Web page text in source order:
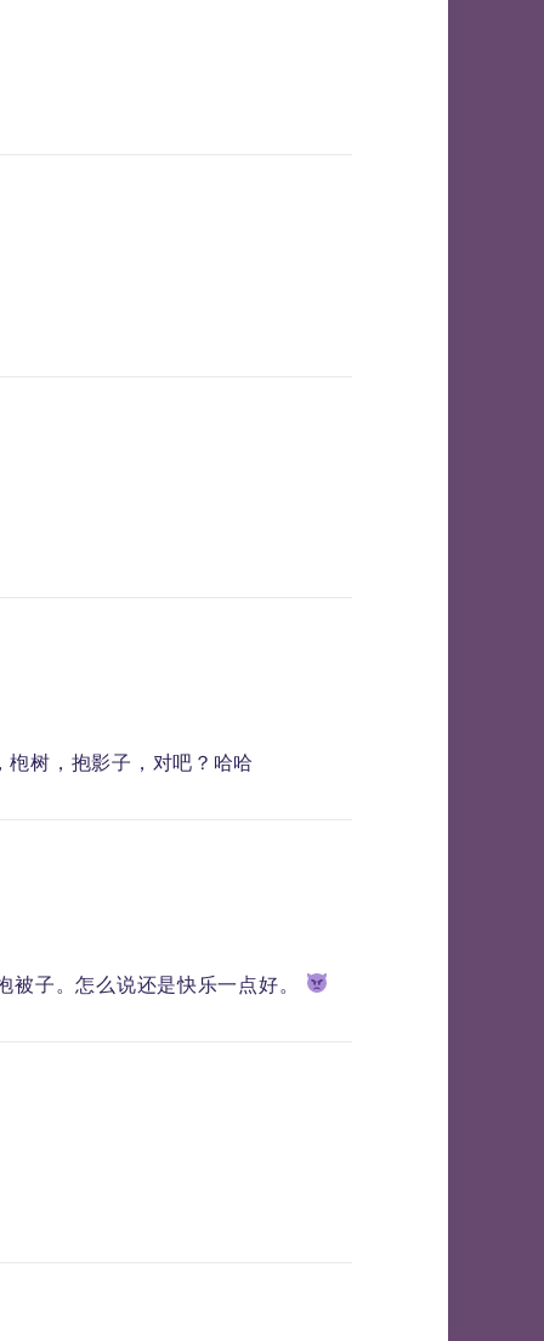
树，抱影子，对吧？哈哈
被子。怎么说还是快乐一点好。